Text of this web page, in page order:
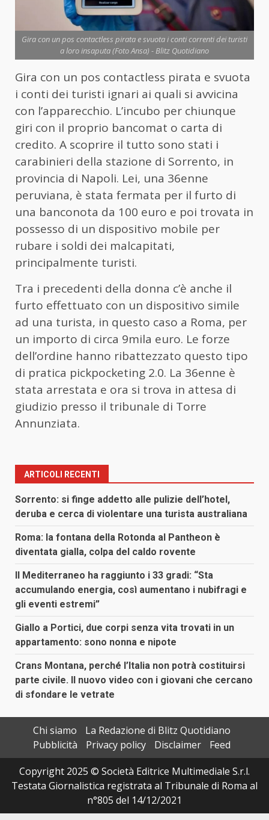
Gira con un pos contactless pirata e svuota i conti correnti dei turisti
a loro insaputa (Foto Ansa) - Blitz Quotidiano
Gira con un pos contactless pirata e svuota
i conti dei turisti ignari ai quali si avvicina
con l’apparecchio. L’incubo per chiunque
giri con il proprio bancomat o carta di
credito. A scoprire il tutto sono stati i
carabinieri della stazione di Sorrento, in
provincia di Napoli. Lei, una 36enne
peruviana, è stata fermata per il furto di
una banconota da 100 euro e poi trovata in
possesso di un dispositivo mobile per
rubare i soldi dei malcapitati,
principalmente turisti.
Tra i precedenti della donna c’è anche il
furto effettuato con un dispositivo simile
ad una turista, in questo caso a Roma, per
un importo di circa 9mila euro. Le forze
dell’ordine hanno ribattezzato questo tipo
di pratica pickpocketing 2.0. La 36enne è
stata arrestata e ora si trova in attesa di
giudizio presso il tribunale di Torre
Annunziata.
ARTICOLI RECENTI
Sorrento: si finge addetto alle pulizie dell’hotel,
deruba e cerca di violentare una turista australiana
Roma: la fontana della Rotonda al Pantheon è
diventata gialla, colpa del caldo rovente
Il Mediterraneo ha raggiunto i 33 gradi: “Sta
accumulando energia, così aumentano i nubifragi e
gli eventi estremi”
Giallo a Portici, due corpi senza vita trovati in un
appartamento: sono nonna e nipote
Crans Montana, perché l’Italia non potrà costituirsi
parte civile. Il nuovo video con i giovani che cercano
di sfondare le vetrate
Chi siamo
La Redazione di Blitz Quotidiano
Pubblicità
Privacy policy Disclaimer
Feed
Copyright 2025 © Società Editrice Multimediale S.r.l.
Testata Giornalistica registrata al Tribunale di Roma al
n°805 del 14/12/2021